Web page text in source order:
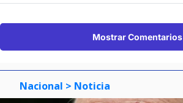
Mostrar Comentarios
Nacional > Noticia